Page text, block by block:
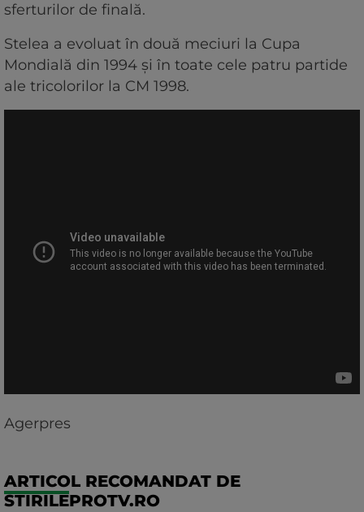
sferturilor de finală.
Stelea a evoluat în două meciuri la Cupa
Mondială din 1994 şi în toate cele patru partide
ale tricolorilor la CM 1998.
Agerpres
ARTICOL RECOMANDAT DE
STIRILEPROTV.RO